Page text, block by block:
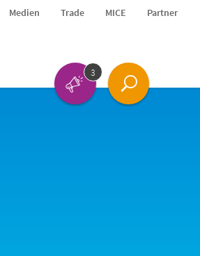
Medien Trade MICE Partner
3